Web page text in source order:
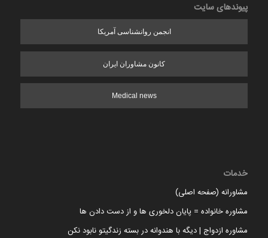
پیوندهای سایت
انجمن روانشناسی آمریکا
کانون مشاوران ایران
Medical news
خدمات
مشاورانه (صفحه اصلی)
مشاوره خانواده = پایان دلخوری ها و از دست دادن ها
مشاوره ازدواج | دیگه با هندوانه در بسته زندگیتو نابود نکن